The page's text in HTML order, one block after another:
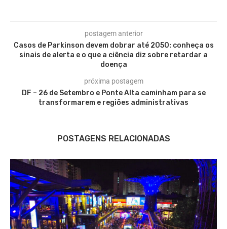
postagem anterior
Casos de Parkinson devem dobrar até 2050: conheça os
sinais de alerta e o que a ciência diz sobre retardar a
doença
próxima postagem
DF – 26 de Setembro e Ponte Alta caminham para se
transformarem e regiões administrativas
POSTAGENS RELACIONADAS